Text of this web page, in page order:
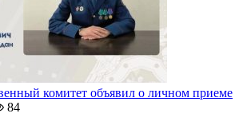
комитет объявил о личном приеме
84